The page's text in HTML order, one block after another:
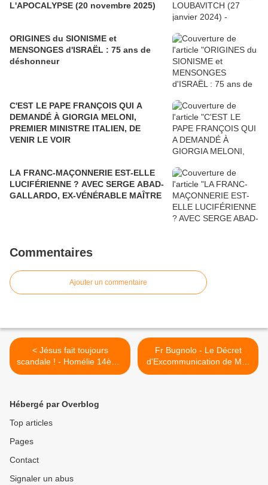
L'APOCALYPSE (20 novembre 2025)
ORIGINES du SIONISME et
MENSONGES d'ISRAËL : 75 ans de
déshonneur
C'EST LE PAPE FRANÇOIS QUI A
DEMANDÉ À GIORGIA MELONI,
PREMIER MINISTRE ITALIEN, DE
VENIR LE VOIR
LA FRANC-MAÇONNERIE EST-ELLE
LUCIFÉRIENNE ? AVEC SERGE ABAD-
GALLARDO, EX-VÉNÉRABLE MAÎTRE
Commentaires
Ajouter un commentaire
< Jésus fait toujours
scandale ! - Homélie 14ème
dimanche du Temps
Fr Bugnolo - Le Décret
d'Excommunication de Mgr
Viganò est canoniquement
Hébergé par Overblog
Top articles
Pages
Contact
Signaler un abus